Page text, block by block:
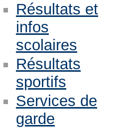
Résultats et
infos
scolaires
Résultats
sportifs
Services de
garde